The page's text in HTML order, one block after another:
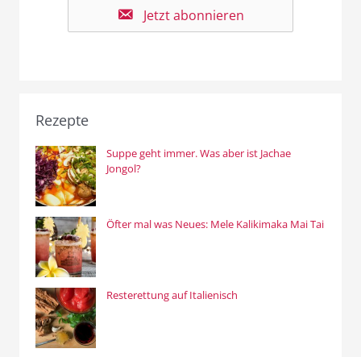
Jetzt abonnieren
Rezepte
Suppe geht immer. Was aber ist Jachae
Jongol?
Öfter mal was Neues: Mele Kalikimaka Mai Tai
Resterettung auf Italienisch